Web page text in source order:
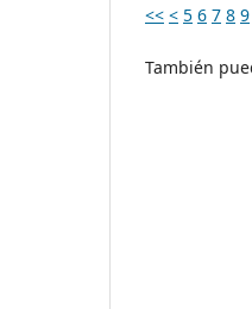
<< < 5 6 7 8 9
También